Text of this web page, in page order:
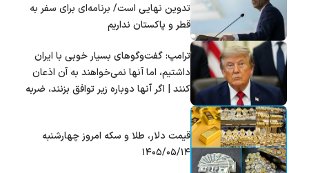
تدوین نهایی است/ برنامه‌ای برای سفر به
قطر و پاکستان نداریم
ترامپ: گفت‌و‌گو‌های بسیار خوبی با ایران
داشتیم، اما آنها نمی‌خواهند به آن اذعان
کنند | اگر آنها دوباره زیر توافق بزنند، ضربه
قیمت دلار، طلا و سکه امروز چهارشنبه
۱۴۰۵/۰۵/۱۴